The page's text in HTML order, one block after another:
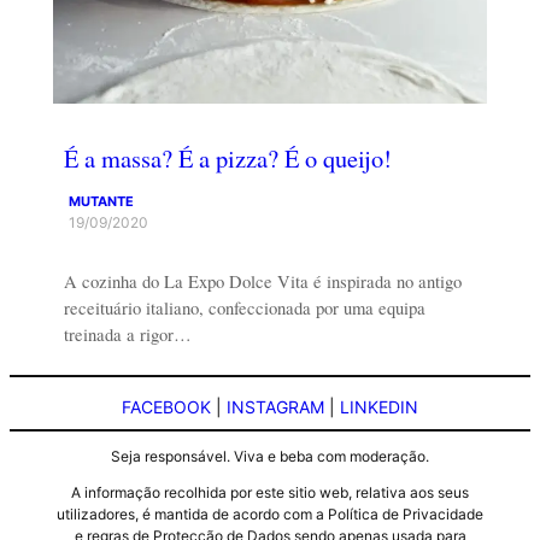
É a massa? É a pizza? É o queijo!
MUTANTE
19/09/2020
A cozinha do La Expo Dolce Vita é inspirada no antigo
receituário italiano, confeccionada por uma equipa
treinada a rigor…
FACEBOOK INSTAGRAM LINKEDIN
Seja responsável. Viva e beba com moderação.
A informação recolhida por este sitio web, relativa aos seus
utilizadores, é mantida de acordo com a Política de Privacidade
e regras de Protecção de Dados sendo apenas usada para